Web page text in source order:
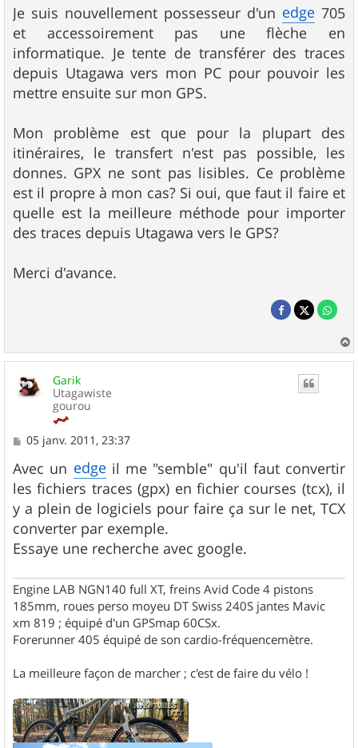
g
e
Je suis nouvellement possesseur d'un edge 705
et accessoirement pas une flèche en
informatique. Je tente de transférer des traces
depuis Utagawa vers mon PC pour pouvoir les
mettre ensuite sur mon GPS.
Mon problème est que pour la plupart des
itinéraires, le transfert n'est pas possible, les
donnes. GPX ne sont pas lisibles. Ce problème
est il propre à mon cas? Si oui, que faut il faire et
quelle est la meilleure méthode pour importer
des traces depuis Utagawa vers le GPS?
Merci d'avance.
a
Garik
Utagawiste
gourou
M
s
s
a
g
e
05 janv. 2011, 23:37
Avec un edgeil me "semble" qu'il faut convertir
les fichiers traces (gpx) en fichier courses (tcx), il
y a plein de logiciels pour faire ça sur le net, TCX
converter par exemple.
Essaye une recherche avec google.
Engine LAB NGN140 full XT, freins Avid Code 4 pistons
185mm, roues perso moyeu DT Swiss 240S jantes Mavic
xm 819 ; équipé d'un GPSmap 60CSx.
Forerunner 405 équipé de son cardio-fréquencemètre.
La meilleure façon de marcher ; c'est de faire du vélo !